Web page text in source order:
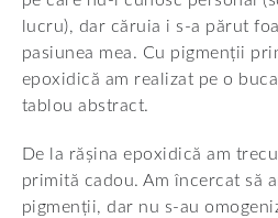
lucru), dar căruia i s-a părut
pasiunea mea. Cu pigmenții
epoxidică am realizat pe o
tablou abstract.
De la rășina epoxidică am
primită cadou. Am încercat să
pigmenții, dar nu s-au